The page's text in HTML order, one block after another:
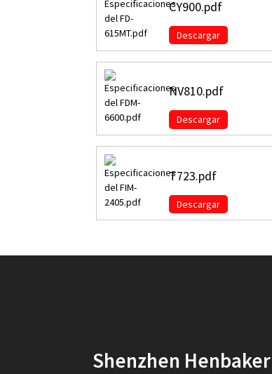
CY900.pdf
Descargar
NV810.pdf
Descargar
T723.pdf
Descargar
Shenzhen